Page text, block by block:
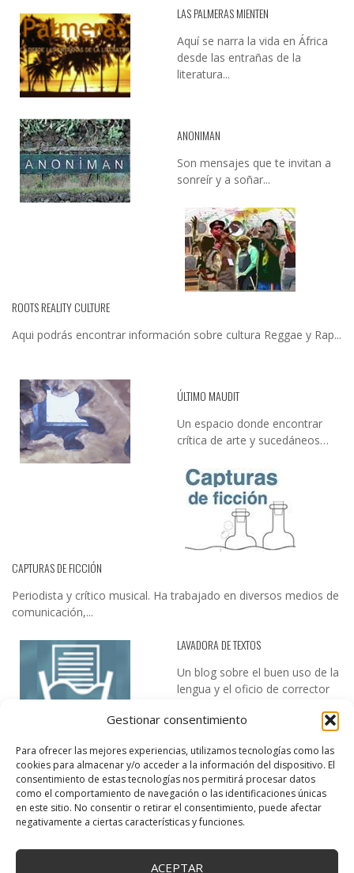
Gestionar consentimiento
Para ofrecer las mejores experiencias, utilizamos tecnologías como las
cookies para almacenar y/o acceder a la información del dispositivo. El
consentimiento de estas tecnologías nos permitirá procesar datos
como el comportamiento de navegación o las identificaciones únicas
en este sitio. No consentir o retirar el consentimiento, puede afectar
negativamente a ciertas características y funciones.
ACEPTAR
LAS PALMERAS MIENTEN
Aquí se narra la vida en África
desde las entrañas de la
literatura...
ANONIMAN
Son mensajes que te invitan a
sonreír y a soñar...
ROOTS REALITY CULTURE
Aqui podrás encontrar información sobre cultura Reggae y Rap...
ÚLTIMO MAUDIT
Un espacio donde encontrar
crítica de arte y sucedáneos…
CAPTURAS DE FICCIÓN
Periodista y crítico musical. Ha trabajado en diversos medios de
comunicación,...
LAVADORA DE TEXTOS
Un blog sobre el buen uso de la
lengua y el oficio de corrector
DESIREE MARTÍN
…la realidad, es que cada día es más complicado realizar esos